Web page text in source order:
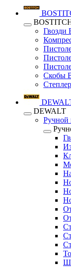
Гвозди
Скобы
DEWALT
Ручной